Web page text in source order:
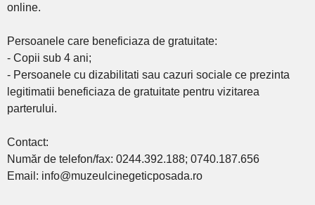
online.
Persoanele care beneficiaza de gratuitate:
- Copii sub 4 ani;
- Persoanele cu dizabilitati sau cazuri sociale ce prezinta
legitimatii beneficiaza de gratuitate pentru vizitarea
parterului.
Contact:
Număr de telefon/fax: 0244.392.188; 0740.187.656
Email: info@muzeulcinegeticposada.ro